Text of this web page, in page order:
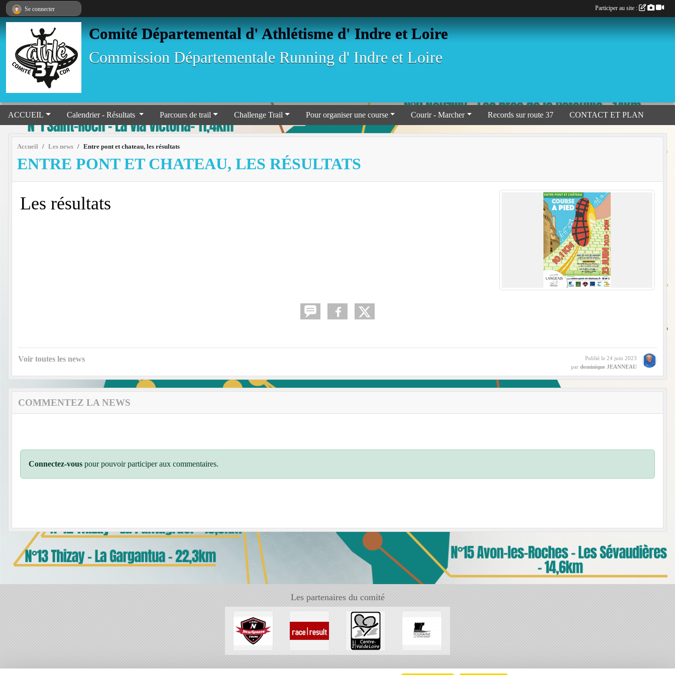
Comité Départemental d' Athlétisme d' Indre et Loire
Commission Départementale Running d' Indre et Loire
ACCUEIL Calendrier - Résultats Parcours de trail Challenge Trail Pour organiser une course Courir - Marcher Records sur route 37 CONTACT ET PLAN
Accueil Les news Entre pont et chateau, les résultats
ENTRE PONT ET CHATEAU, LES RÉSULTATS
Les résultats
Voir toutes les news Publié le 24 juin 2023
par dominique JEANNEAU
COMMENTEZ LA NEWS
Connectez-vous pour pouvoir participer aux commentaires.
Les partenaires du comité
Se connecter Participer au site :
Panneau de gestion des cookies